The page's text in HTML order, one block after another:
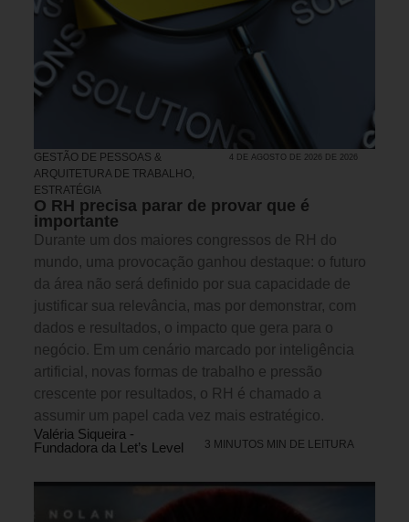
GESTÃO DE PESSOAS &
ARQUITETURA DE TRABALHO
ESTRATÉGIA
4 DE AGOSTO DE 2026 DE 2026
O RH precisa parar de provar que é
importante
Durante um dos maiores congressos de RH do
mundo, uma provocação ganhou destaque: o futuro
da área não será definido por sua capacidade de
justificar sua relevância, mas por demonstrar, com
dados e resultados, o impacto que gera para o
negócio. Em um cenário marcado por inteligência
artificial, novas formas de trabalho e pressão
crescente por resultados, o RH é chamado a
assumir um papel cada vez mais estratégico.
Valéria Siqueira -
Fundadora da Let’s Level
3 MINUTOS MIN DE LEITURA